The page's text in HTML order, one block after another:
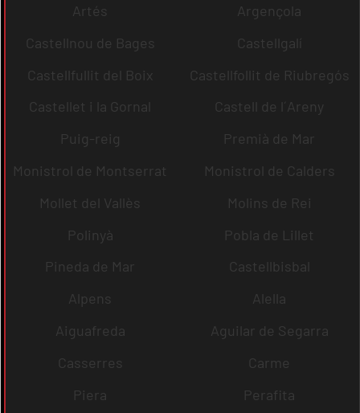
Artés
Argençola
Castellnou de Bages
Castellgalí
Castellfullit del Boix
Castellfollit de Riubregós
Castellet i la Gornal
Castell de l´Areny
Puig-reig
Premià de Mar
Monistrol de Montserrat
Monistrol de Calders
Mollet del Vallès
Molins de Rei
Polinyà
Pobla de Lillet
Pineda de Mar
Castellbisbal
Alpens
Alella
Aiguafreda
Aguilar de Segarra
Casserres
Carme
Piera
Perafita